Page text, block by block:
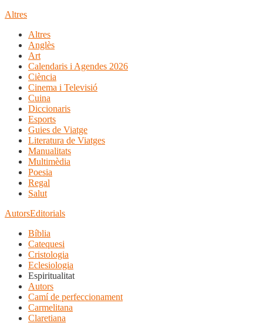
Altres
Altres
Anglès
Art
Calendaris i Agendes 2026
Ciència
Cinema i Televisió
Cuina
Diccionaris
Esports
Guies de Viatge
Literatura de Viatges
Manualitats
Multimèdia
Poesia
Regal
Salut
AutorsEditorials
Bíblia
Catequesi
Cristologia
Eclesiologia
Espiritualitat
Autors
Camí de perfeccionament
Carmelitana
Claretiana